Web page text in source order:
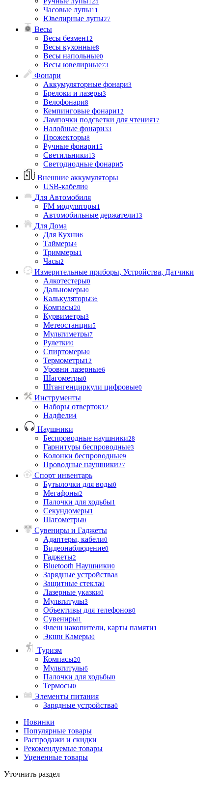
Часовые лупы11
Ювелирные лупы27
Весы
Весы безмен12
Весы кухонные8
Весы напольные0
Весы ювелирные73
Фонари
Аккумуляторные фонари3
Брелоки и лазеры3
Велофонари8
Кемпинговые фонари12
Лампочки подсветки для чтения17
Налобные фонари33
Прожекторы8
Ручные фонари15
Светильники13
Светодиодные фонари5
Внешние аккумуляторы
USB-кабели0
Для Автомобиля
FM модуляторы1
Автомобильные держатели13
Для Дома
Для Кухни6
Таймеры4
Триммеры1
Часы2
Измерительные приборы, Устройства, Датчики
Алкотестеры0
Дальномеры0
Калькуляторы36
Компасы20
Курвиметры3
Метеостанции5
Мультиметры7
Рулетки0
Спиртомеры0
Термометры12
Уровни лазерные6
Шагометры0
Штангенциркули цифровые0
Инструменты
Наборы отверток12
Надфели4
Наушники
Беспроводные наушники28
Гарнитуры беспроводные3
Колонки беспроводные9
Проводные наушники27
Спорт инвентарь
Бутылочки для воды0
Мегафоны2
Палочки для ходьбы1
Секундомеры1
Шагометры0
Сувениры и Гаджеты
Адаптеры, кабели0
Видеонаблюдение0
Гаджеты2
Bluetooth Наушники0
Зарядные устройства8
Защитные стекла0
Лазерные указки0
Мультитулы3
Объективы для телефонов0
Сувениры1
Флеш накопители, карты памяти1
Экшн Камеры0
Туризм
Компасы20
Мультитулы6
Палочки для ходьбы0
Термосы0
Элементы питания
Зарядные устройства0
Новинки
Популярные товары
Распродажи и скидки
Рекомендуемые товары
Уцененные товары
Уточнить раздел